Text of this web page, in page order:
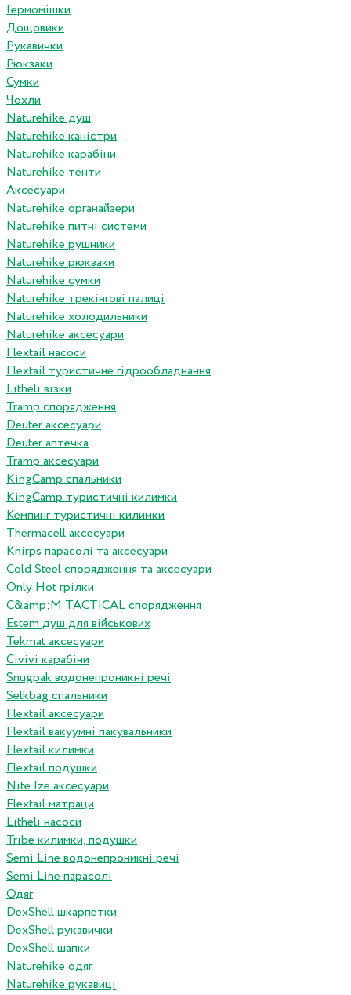
Гермомішки
Дощовики
Рукавички
Рюкзаки
Сумки
Чохли
Naturehike душ
Naturehike каністри
Naturehike карабіни
Naturehike тенти
Аксесуари
Naturehike органайзери
Naturehike питні системи
Naturehike рушники
Naturehike рюкзаки
Naturehike сумки
Naturehike трекінгові палиці
Naturehike холодильники
Naturehike аксесуари
Flextail насоси
Flextail туристичне гідрообладнання
Litheli візки
Tramp спорядження
Deuter аксесуари
Deuter аптечка
Tramp аксесуари
KingCamp спальники
KingCamp туристичні килимки
Кемпинг туристичні килимки
Thermacell аксесуари
Knirps парасолі та аксесуари
Cold Steel спорядження та аксесуари
Only Hot грілки
C&amp;M TACTICAL спорядження
Estem душ для військових
Tekmat аксесуари
Сivivi карабіни
Snugpak водонепроникні речі
Selkbag спальники
Flextail аксесуари
Flextail вакуумні пакувальники
Flextail килимки
Flextail подушки
Nite Ize аксесуари
Flextail матраци
Litheli насоси
Tribe килимки, подушки
Semi Line водонепроникні речі
Semi Line парасолі
Одяг
DexShell шкарпетки
DexShell рукавички
DexShell шапки
Naturehike одяг
Naturehike рукавиці